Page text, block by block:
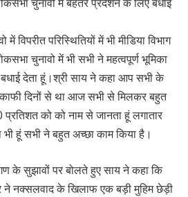
विपरीत परिस्थितियों में भी मीडिया विभाग
चुनावो में भी सभी ने महत्वपूर्ण भूमिका
देता हूं।श्री साय ने कहा आप सभी के
दिनों से था आज सभी से मिलकर बहुत
को को नाम से जानता हूं लगातार
हूं सभी ने बहुत अच्छा काम किया है।
के सुझावों पर बोलते हुए साय ने कहा कि
ने नक्सलवाद के खिलाफ एक बड़ी मुहिम छेड़ी